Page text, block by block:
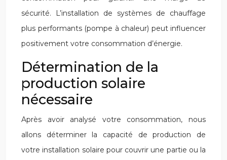
sécurité. L’installation de systèmes de chauffage
plus performants (pompe à chaleur) peut influencer
positivement votre consommation d’énergie.
Détermination de la
production solaire
nécessaire
Après avoir analysé votre consommation, nous
allons déterminer la capacité de production de
votre installation solaire pour couvrir une partie ou la